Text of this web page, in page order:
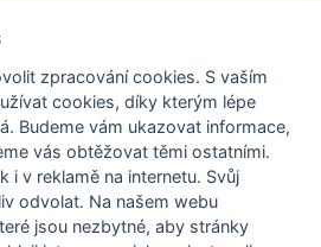
údaji
zpracování cookies. S vaším
cookies, díky kterým lépe
. Budeme vám ukazovat informace,
vás obtěžovat těmi ostatními.
i v reklamě na internetu. Svůj
odvolat. Na našem webu
jsou nezbytné, aby stránky